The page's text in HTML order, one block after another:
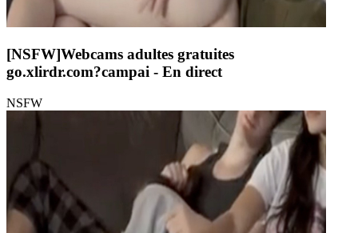
[NSFW]Webcams adultes gratuites
go.xlirdr.com?campai - En direct
NSFW